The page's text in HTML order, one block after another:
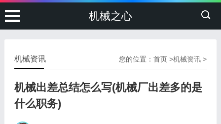
机械之心
您的位置：首页 >机械资讯 >
机械资讯
机械出差总结怎么写(机械厂出差多的是
什么职务)